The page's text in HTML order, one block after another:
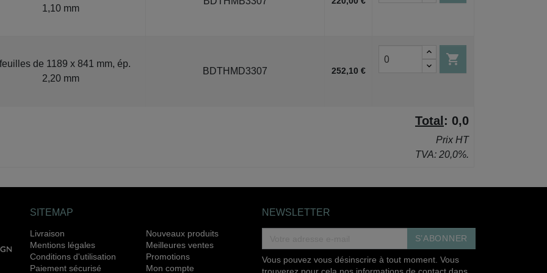
1,10 mm
de 1189 x 841 mm, ép.
2,20 mm
BDTHMD3307 252,10 €

Total : 0,0
Prix HT
TVA: 20,0%.
SITEMAP
Livraison
Mentions légales
Conditions d'utilisation
Paiement sécurisé
Nouveaux produits
Meilleures ventes
Promotions
Mon compte
NEWSLETTER
S’ABONNER
Vous pouvez vous désinscrire à tout moment. Vous